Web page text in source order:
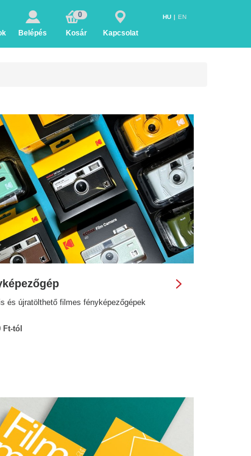
Belépés
0
Kosár Kapcsolat
HU EN
és újratölthető filmes fényképezőgépek
Ft-tól